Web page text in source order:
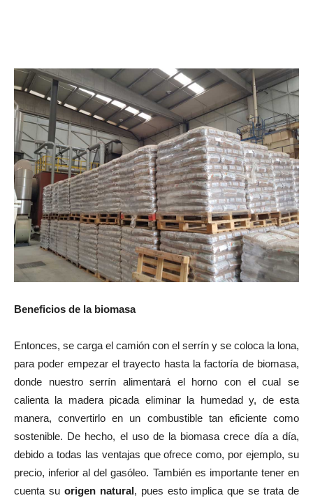
Beneficios de la biomasa
Entonces, se carga el camión con el serrín y se coloca la lona,
para poder empezar el trayecto hasta la factoría de biomasa,
donde nuestro serrín alimentará el horno con el cual se
calienta la madera picada eliminar la humedad y, de esta
manera, convertirlo en un combustible tan eficiente como
sostenible. De hecho, el uso de la biomasa crece día a día,
debido a todas las ventajas que ofrece como, por ejemplo, su
precio, inferior al del gasóleo. También es importante tener en
cuenta su origen natural, pues esto implica que se trata de